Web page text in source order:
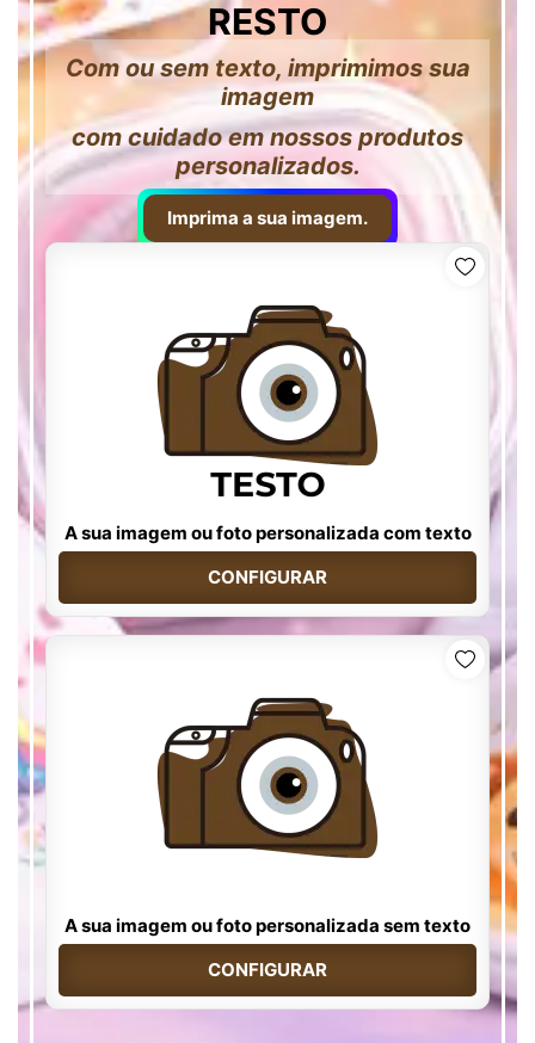
RESTO
Com ou sem texto, imprimimos sua
imagem
com cuidado em nossos produtos
personalizados.
Imprima a sua imagem.
A sua imagem ou foto personalizada com texto
CONFIGURAR
A sua imagem ou foto personalizada sem texto
CONFIGURAR